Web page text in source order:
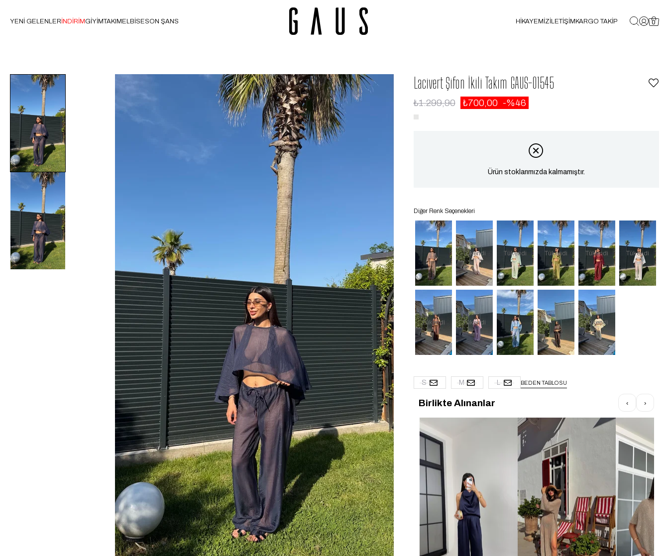
YENİ GELENLERİNDİRİMGİYİMTAKIMELBİSESON ŞANS HİKAYEMİZİLETİŞİMKARGO TAKİP 0
Lacivert Şifon İkili Takım GAUS-01545
₺1.299,90 ₺700,00 46
Ürün stoklarımızda kalmamıştır.
Diğer Renk Seçenekleri
Tükendi Tükendi Tükendi Tükendi Tükendi
Tükendi Tükendi Tükendi
S M L BEDEN TABLOSU
Birlikte Alınanlar ‹ ›